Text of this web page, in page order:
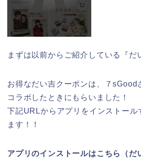
まずは以前からご紹介している『だ
お得なだい吉クーポンは、７sGood
コラボしたときにもらいました！
下記URLからアプリをインストール
ます！！
アプリのインストールはこちら（だ